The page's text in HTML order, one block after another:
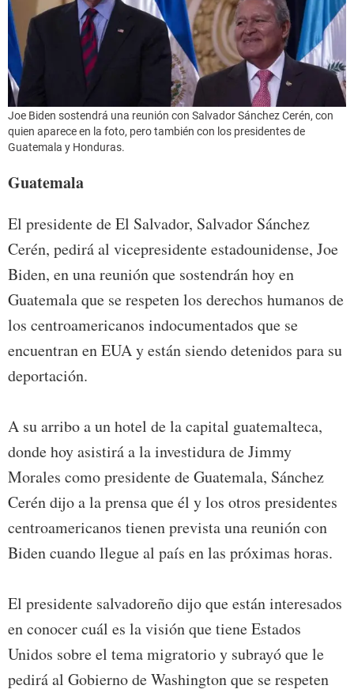
Joe Biden sostendrá una reunión con Salvador Sánchez Cerén, con
quien aparece en la foto, pero también con los presidentes de
Guatemala y Honduras.
Guatemala
El presidente de El Salvador, Salvador Sánchez
Cerén, pedirá al vicepresidente estadounidense, Joe
Biden, en una reunión que sostendrán hoy en
Guatemala que se respeten los derechos humanos de
los centroamericanos indocumentados que se
encuentran en EUA y están siendo detenidos para su
deportación.
A su arribo a un hotel de la capital guatemalteca,
donde hoy asistirá a la investidura de Jimmy
Morales como presidente de Guatemala, Sánchez
Cerén dijo a la prensa que él y los otros presidentes
centroamericanos tienen prevista una reunión con
Biden cuando llegue al país en las próximas horas.
El presidente salvadoreño dijo que están interesados
en conocer cuál es la visión que tiene Estados
Unidos sobre el tema migratorio y subrayó que le
pedirá al Gobierno de Washington que se respeten